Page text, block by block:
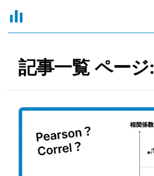
xGrapher
記事一覧 ページ: